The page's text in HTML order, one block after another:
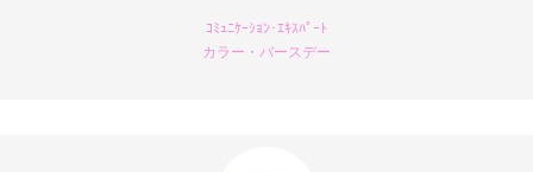
ｺﾐｭﾆｹｰｼｮﾝ･ｴｷｽﾊﾟｰﾄ
カラー・バースデー